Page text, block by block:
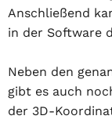
Anschließend
in der Software
Neben den
gibt es auch
der 3D-